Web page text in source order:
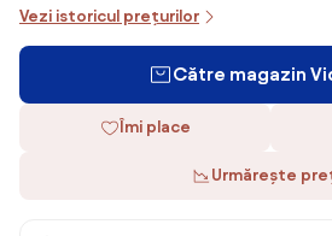
Vezi istoricul prețurilor
Către magazin
Îmi place
Urmărește